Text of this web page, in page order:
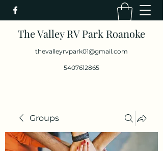
The Valley RV Park Roanoke
thevalleyrvpark01@gmail.com
5407612865
Groups